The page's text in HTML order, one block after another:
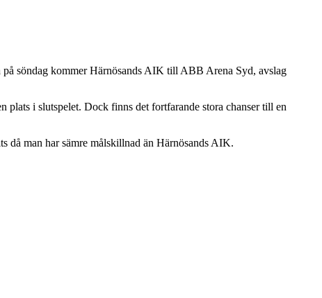
söndag kommer Härnösands AIK till ABB Arena Syd, avslag
i slutspelet. Dock finns det fortfarande stora chanser till en
då man har sämre målskillnad än Härnösands AIK.